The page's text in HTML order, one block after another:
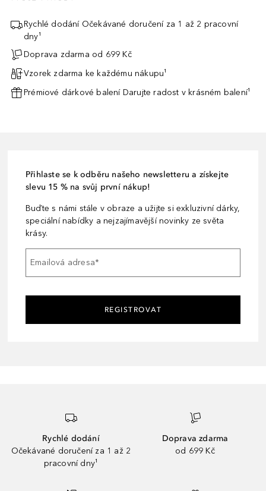
Rychlé dodání Očekávané doručení za 1 až 2 pracovní
dny¹
Doprava zdarma od 699 Kč
Vzorek zdarma ke každému nákupu¹
Prémiové dárkové balení Darujte radost v krásném balení¹
Přihlaste se k odběru našeho newsletteru a získejte
slevu 15 % na svůj první nákup!
Buďte s námi stále v obraze a užijte si exkluzivní dárky,
speciální nabídky a nejzajímavější novinky ze světa
krásy.
Emailová adresa*
REGISTROVAT
Rychlé dodání
Očekávané doručení za 1 až 2
pracovní dny¹
Doprava zdarma
od 699 Kč